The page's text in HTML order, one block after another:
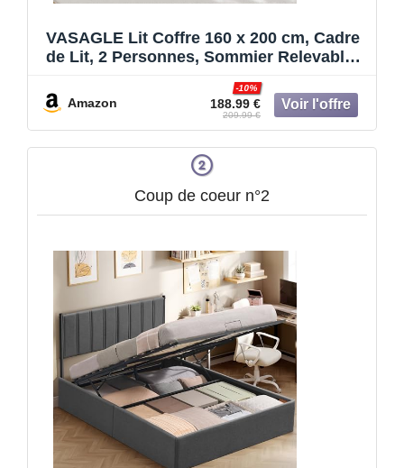
VASAGLE Lit Coffre 160 x 200 cm, Cadre
de Lit, 2 Personnes, Sommier Relevable,
Moderne et Minimaliste, Montage Facile,
Beige Cappuccino RMB615LH01
Amazon 188.99 €
-10%
209.99 €
Coup de coeur n°2